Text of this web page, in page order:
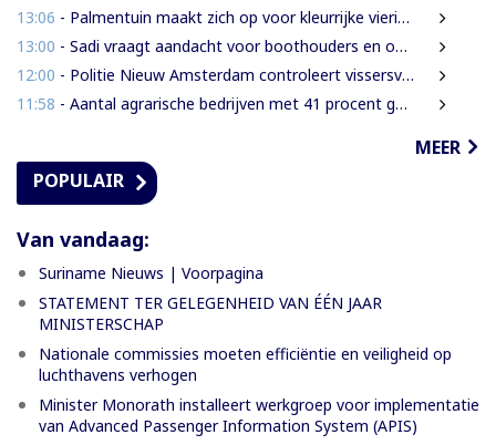
13:06 - Palmentuin maakt zich op voor kleurrijke viering Dag der Inheemsen
13:00 - Sadi vraagt aandacht voor boothouders en overbelasting Wijdenboschbrug
12:00 - Politie Nieuw Amsterdam controleert vissersvaartuigen op de rivier
11:58 - Aantal agrarische bedrijven met 41 procent gegroeid
MEER
POPULAIR
Van vandaag:
Suriname Nieuws | Voorpagina
STATEMENT TER GELEGENHEID VAN ÉÉN JAAR
MINISTERSCHAP
Nationale commissies moeten efficiëntie en veiligheid op
luchthavens verhogen
Minister Monorath installeert werkgroep voor implementatie
van Advanced Passenger Information System (APIS)